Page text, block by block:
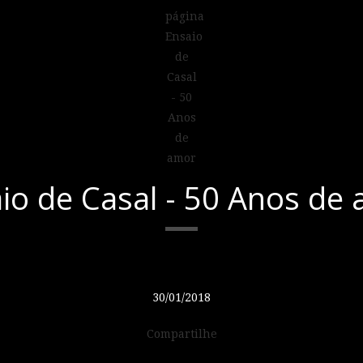
de Casal - 50 Anos de
30/01/2018
Compartilhe